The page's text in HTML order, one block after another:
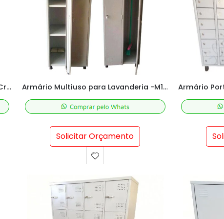
Armário Escolar com 2 Portas Para Criança Armário Multiuso para Lavanderia -M191x62x42 cm
Solicitar Orçamento